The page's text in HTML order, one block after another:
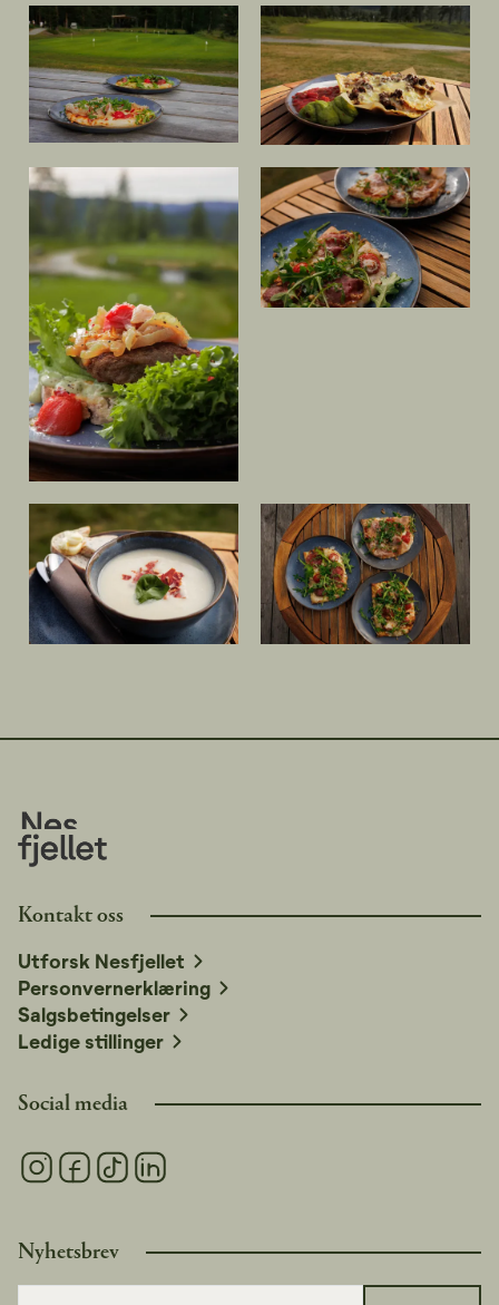
Social media
Nyhetsbrev
Kontakt oss
Utforsk Nesfjellet
Personvernerklæring
Salgsbetingelser
Ledige stillinger